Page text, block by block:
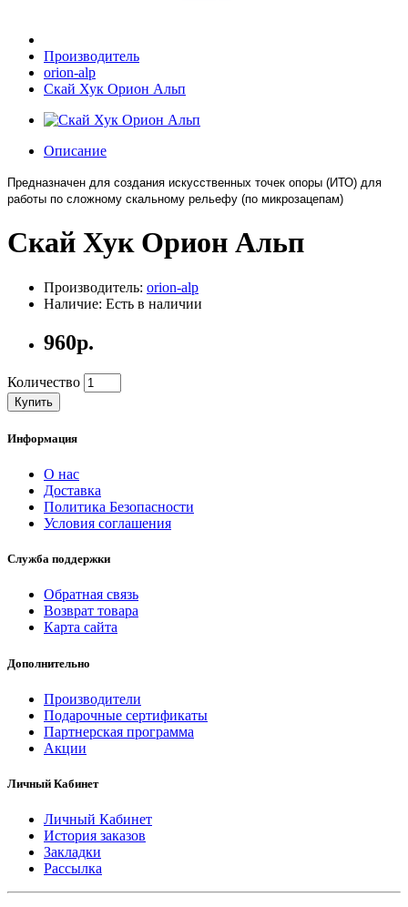
Производитель
orion-alp
Скай Хук Орион Альп
Описание
Предназначен для создания искусственных точек опоры (ИТО) для
работы по сложному скальному рельефу (по микрозацепам)
Скай Хук Орион Альп
Производитель: orion-alp
Наличие: Есть в наличии
960р.
Количество
Купить
Информация
О нас
Доставка
Политика Безопасности
Условия соглашения
Служба поддержки
Обратная связь
Возврат товара
Карта сайта
Дополнительно
Производители
Подарочные сертификаты
Партнерская программа
Акции
Личный Кабинет
Личный Кабинет
История заказов
Закладки
Рассылка